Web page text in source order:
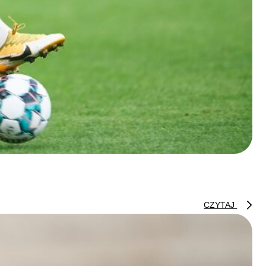
CZYTAJ